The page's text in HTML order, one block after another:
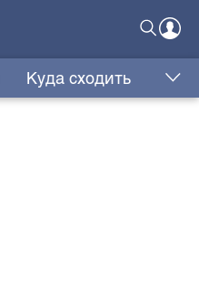
Куда сходить